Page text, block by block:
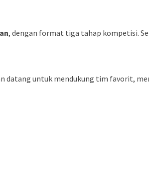
, dengan format tiga tahap kompetisi.
untuk mendukung tim favorit,